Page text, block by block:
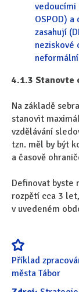
vedoucími
OSPOD)
zasahují
neziskové
4.1.3 Stanovte
Na základě
stanovit
vzdělávání
tzn. měl by být
a časově
Definovat byste
rozpětí cca 3
v uvedeném
Příklad
města Tábor